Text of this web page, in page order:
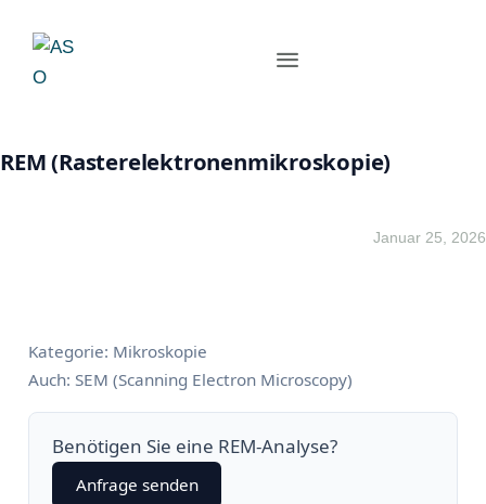
REM (Rasterelektronenmikroskopie)
Januar 25, 2026
Kategorie: Mikroskopie
Auch: SEM (Scanning Electron Microscopy)
Benötigen Sie eine REM-Analyse?
Anfrage senden